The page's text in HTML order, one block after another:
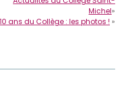
Michel»
ans du Collège : les photos ! »